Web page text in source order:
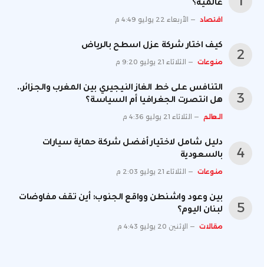
عالمية؟
اقتصاد الأربعاء 22 يوليو 4:49 م
كيف اختار شركة عزل اسطح بالرياض
منوعات الثلاثاء 21 يوليو 9:20 م
التنافس على خط الغاز النيجيري بين المغرب والجزائر..
هل انتصرت الجغرافيا أم السياسة؟
العالم الثلاثاء 21 يوليو 4:36 م
دليل شامل لاختيار أفضل شركة حماية سيارات
بالسعودية
منوعات الثلاثاء 21 يوليو 2:03 م
بين وعود واشنطن وواقع الجنوب: أين تقف مفاوضات
لبنان اليوم؟
مقالات الإثنين 20 يوليو 4:43 م